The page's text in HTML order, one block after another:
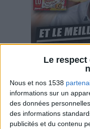
Le respect
Nous et nos 1538
informations sur un
des données
des informations
publicités et du contenu
Savane, LU,
Webinaires